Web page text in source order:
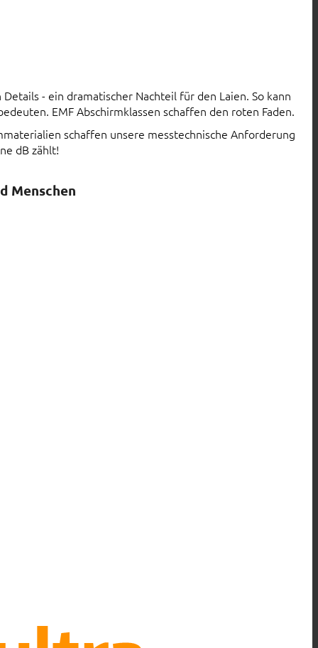
- ein dramatischer Nachteil für den Laien. So kann
EMF Abschirmklassen schaffen den roten Faden.
schaffen unsere messtechnische Anforderung
dB zählt!
Menschen